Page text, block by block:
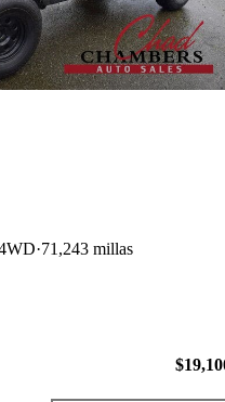
71,243 millas